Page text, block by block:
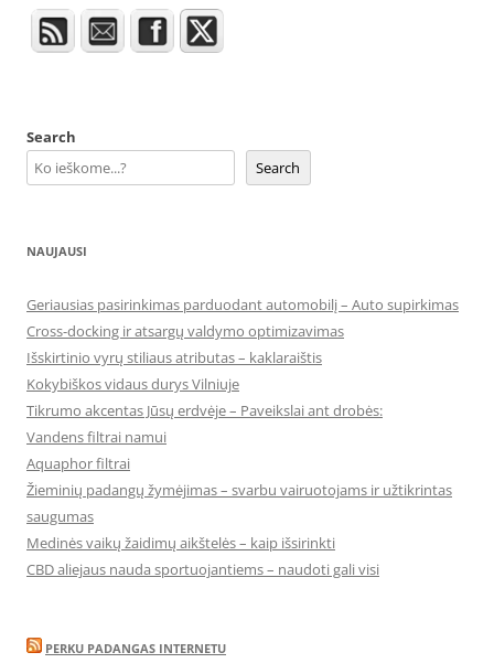
Search
Search
NAUJAUSI
Geriausias pasirinkimas parduodant automobilį – Auto supirkimas
Cross-docking ir atsargų valdymo optimizavimas
Išskirtinio vyrų stiliaus atributas – kaklaraištis
Kokybiškos vidaus durys Vilniuje
Tikrumo akcentas Jūsų erdvėje – Paveikslai ant drobės:
Vandens filtrai namui
Aquaphor filtrai
Žieminių padangų žymėjimas – svarbu vairuotojams ir užtikrintas
saugumas
Medinės vaikų žaidimų aikštelės – kaip išsirinkti
CBD aliejaus nauda sportuojantiems – naudoti gali visi
PERKU PADANGAS INTERNETU